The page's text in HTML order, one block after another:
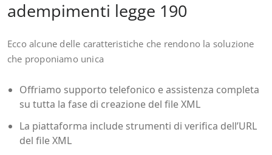
adempimenti legge 190
Ecco alcune delle caratteristiche che rendono la soluzione
che proponiamo unica
Offriamo supporto telefonico e assistenza completa
su tutta la fase di creazione del file XML
La piattaforma include strumenti di verifica dell’URL
del file XML